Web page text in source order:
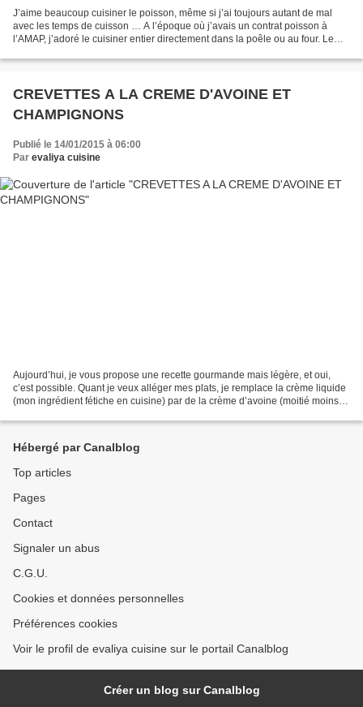
J’aime beaucoup cuisiner le poisson, même si j’ai toujours autant de mal
avec les temps de cuisson … A l’époque où j’avais un contrat poisson à
l’AMAP, j’adoré le cuisiner entier directement dans la poêle ou au four. Le
CREVETTES A LA CREME D'AVOINE ET
CHAMPIGNONS
Publié le 14/01/2015 à 06:00
Par evaliya cuisine
Aujourd’hui, je vous propose une recette gourmande mais légère, et oui,
c’est possible. Quant je veux alléger mes plats, je remplace la crème liquide
(mon ingrédient fétiche en cuisine) par de la crème d’avoine (moitié moins
Hébergé par Canalblog
Top articles
Pages
Contact
Signaler un abus
C.G.U.
Cookies et données personnelles
Préférences cookies
Voir le profil de evaliya cuisine sur le portail Canalblog
Créer un blog sur Canalblog